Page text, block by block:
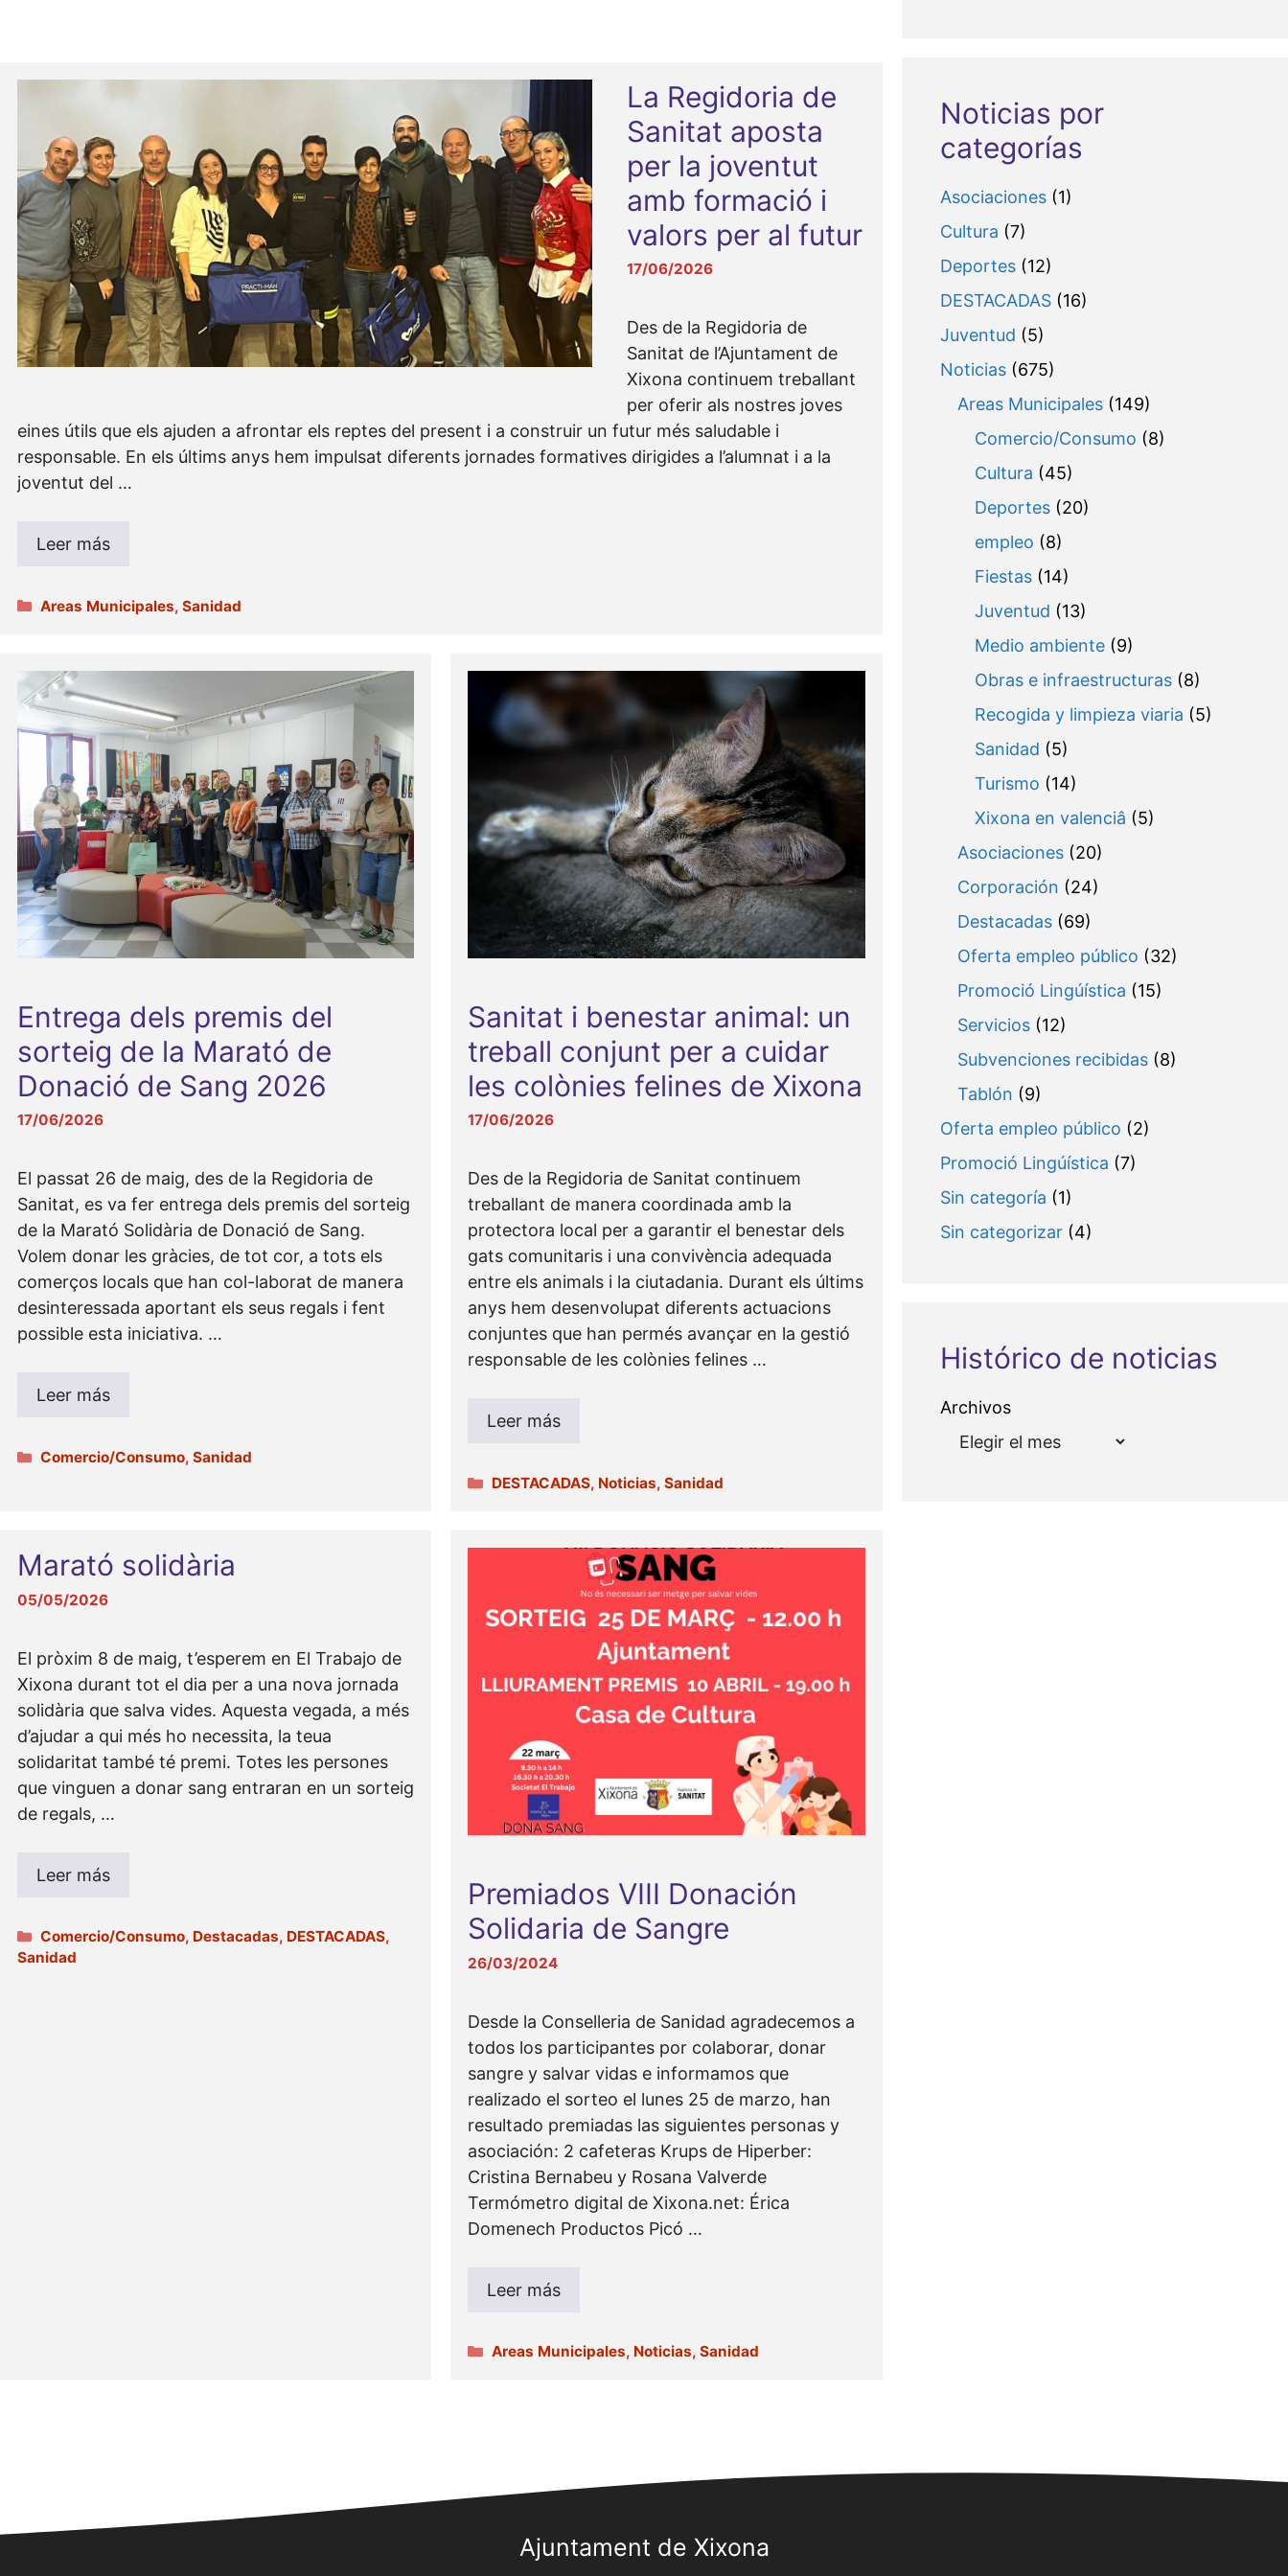
La Regidoria de
Sanitat aposta
per la joventut
amb formació i
valors per al futur
17/06/2026
Des de la Regidoria de
Sanitat de l’Ajuntament de
Xixona continuem treballant
per oferir als nostres joves
eines útils que els ajuden a afrontar els reptes del present i a construir un futur més saludable i
responsable. En els últims anys hem impulsat diferents jornades formatives dirigides a l’alumnat i a la
joventut del …
Leer más
Categorías
Areas Municipales,Sanidad
Entrega dels premis del
sorteig de la Marató de
Donació de Sang 2026
17/06/2026
El passat 26 de maig, des de la Regidoria de
Sanitat, es va fer entrega dels premis del sorteig
de la Marató Solidària de Donació de Sang.
Volem donar les gràcies, de tot cor, a tots els
comerços locals que han col-laborat de manera
desinteressada aportant els seus regals i fent
possible esta iniciativa. …
Leer más
Categorías
Comercio/Consumo,Sanidad
Sanitat i benestar animal: un
treball conjunt per a cuidar
les colònies felines de Xixona
17/06/2026
Des de la Regidoria de Sanitat continuem
treballant de manera coordinada amb la
protectora local per a garantir el benestar dels
gats comunitaris i una convivència adequada
entre els animals i la ciutadania. Durant els últims
anys hem desenvolupat diferents actuacions
conjuntes que han permés avançar en la gestió
responsable de les colònies felines …
Leer más
Categorías
DESTACADAS, Noticias, Sanidad
Marató solidària
05/05/2026
El pròxim 8 de maig, t’esperem en El Trabajo de
Xixona durant tot el dia per a una nova jornada
solidària que salva vides. Aquesta vegada, a més
d’ajudar a qui més ho necessita, la teua
solidaritat també té premi. Totes les persones
que vinguen a donar sang entraran en un sorteig
de regals, …
Leer más
Categorías
Comercio/Consumo, Destacadas, DESTACADAS,
Sanidad
Premiados VIII Donación
Solidaria de Sangre
26/03/2024
Desde la Conselleria de Sanidad agradecemos a
todos los participantes por colaborar, donar
sangre y salvar vidas e informamos que
realizado el sorteo el lunes 25 de marzo, han
resultado premiadas las siguientes personas y
asociación: 2 cafeteras Krups de Hiperber:
Cristina Bernabeu y Rosana Valverde
Termómetro digital de Xixona.net: Érica
Domenech Productos Picó …
Leer más
Categorías
Areas Municipales, Noticias, Sanidad
Noticias por
categorías
Asociaciones(1)
Cultura (7)
Deportes(12)
DESTACADAS(16)
Juventud (5)
Noticias(675)
Areas Municipales(149)
Comercio/Consumo (8)
Cultura (45)
Deportes(20)
empleo (8)
Fiestas(14)
Juventud (13)
Medio ambiente(9)
Obras e infraestructuras(8)
Recogida y limpieza viaria (5)
Sanidad (5)
Turismo (14)
Xixona en valenciâ (5)
Asociaciones(20)
Corporación (24)
Destacadas(69)
Oferta empleo público (32)
Promoció Lingúística (15)
Servicios(12)
Subvenciones recibidas(8)
Tablón (9)
Oferta empleo público (2)
Promoció Lingúística (7)
Sin categoría (1)
Sin categorizar(4)
Histórico de noticias
Archivos
Ajuntament de Xixona